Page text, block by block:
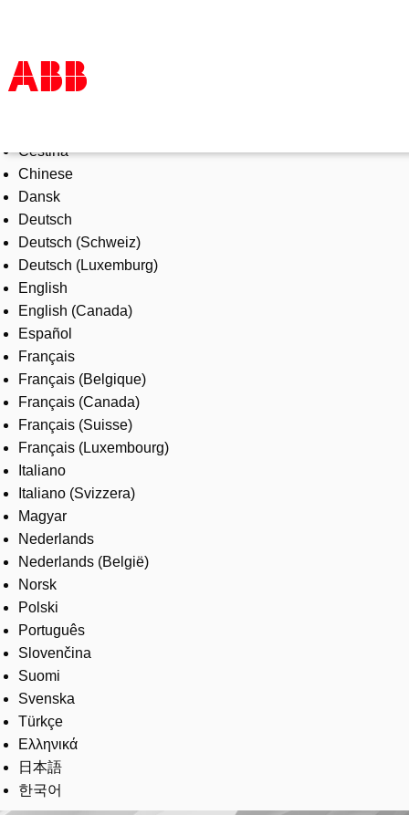
Products & Solutions
Industries
Services
About us
Where to buy
Contact us
Careers
Čeština
Chinese
Dansk
Deutsch
Deutsch (Schweiz)
Deutsch (Luxemburg)
English
English (Canada)
Español
Français
Français (Belgique)
Français (Canada)
Français (Suisse)
Français (Luxembourg)
Italiano
Italiano (Svizzera)
Magyar
Nederlands
Nederlands (België)
Norsk
Polski
Português
Slovenčina
Suomi
Svenska
Türkçe
Ελληνικά
日本語
한국어